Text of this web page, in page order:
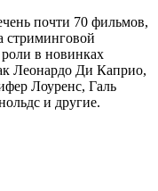
почти 70 фильмов,
стриминговой
в новинках
Леонардо Ди Каприо,
Лоуренс, Галь
и другие.